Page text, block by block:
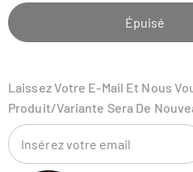
-
Temporal
Temporal
Épuisé
Laissez Votre E-Mail Et Nous
Produit/variante Sera De